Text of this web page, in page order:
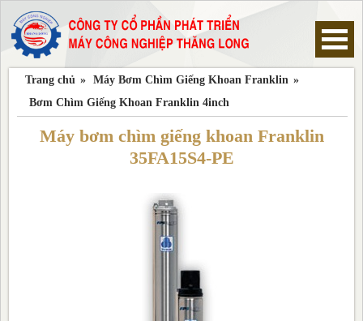
Máy Bơm Chìm Giếng Khoan Pentax
Máy Bơm Chìm Giếng Khoan Franklin
Máy Bơm Chìm Giếng Khoan Mastra
Máy Bơm Chìm Giếng Khoan Sear
Trang chủ » Máy Bơm Chìm Giếng Khoan Franklin »
Bơm Chìm Giếng Khoan Franklin 4inch
Máy bơm chìm giếng khoan Franklin
35FA15S4-PE